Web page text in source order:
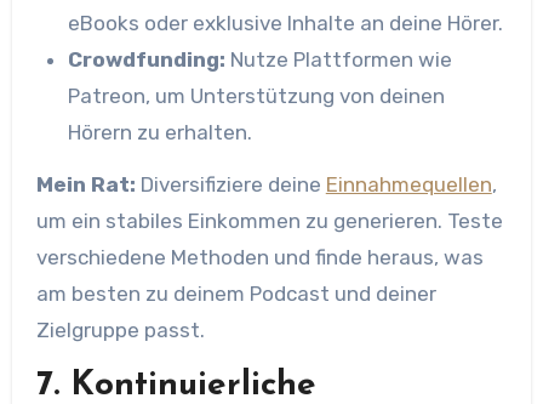
eBooks oder exklusive Inhalte an deine Hörer.
Crowdfunding: Nutze Plattformen wie
Patreon, um Unterstützung von deinen
Hörern zu erhalten.
Mein Rat: Diversifiziere deine Einnahmequellen,
um ein stabiles Einkommen zu generieren. Teste
verschiedene Methoden und finde heraus, was
am besten zu deinem Podcast und deiner
Zielgruppe passt.
7. Kontinuierliche